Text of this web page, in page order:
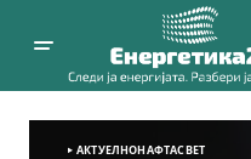
АКТУЕЛНОНАФТАСВЕТ